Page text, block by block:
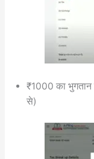
₹1000 का
से)